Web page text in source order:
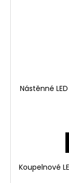
Nástěnné
Koupelnové